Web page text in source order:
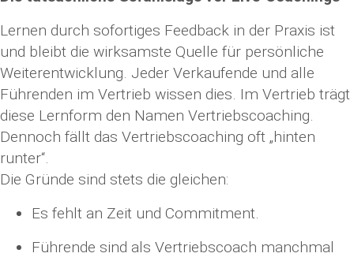
Lernen durch sofortiges Feedback in der Praxis ist
und bleibt die wirksamste Quelle für persönliche
Weiterentwicklung. Jeder Verkaufende und alle
Führenden im Vertrieb wissen dies. Im Vertrieb trägt
diese Lernform den Namen Vertriebscoaching.
Dennoch fällt das Vertriebscoaching oft „hinten
runter“.
Die Gründe sind stets die gleichen:
Es fehlt an Zeit und Commitment.
Führende sind als Vertriebscoach manchmal